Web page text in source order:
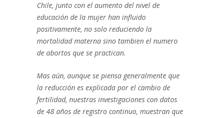
Chile, junto con el aumento del nivel de
educación de la mujer han influido
positivamente, no solo reduciendo la
mortalidad materna sino tambien el numero
de abortos que se practican.
Mas aún, aunque se piensa generalmente que
la reducción es explicada por el cambio de
fertilidad, nuestras investigaciones con datos
de 48 años de registro continuo, muestran que